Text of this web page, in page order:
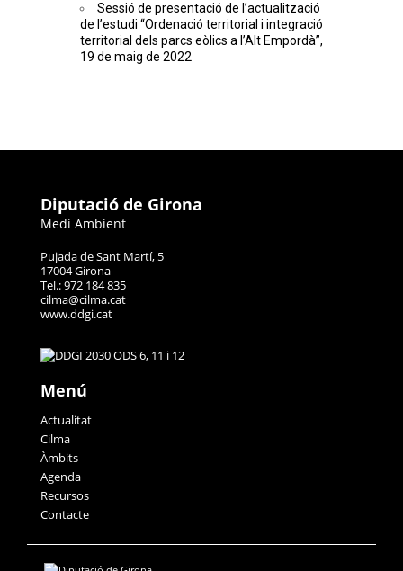
Sessió de presentació de l’actualització
de l’estudi “Ordenació territorial i integració
territorial dels parcs eòlics a l’Alt Empordà”,
19 de maig de 2022
Diputació de Girona
Medi Ambient
Pujada de Sant Martí, 5
17004 Girona
Tel.: 972 184 835
cilma@cilma.cat
www.ddgi.cat
Menú
Actualitat
Cilma
Àmbits
Agenda
Recursos
Contacte